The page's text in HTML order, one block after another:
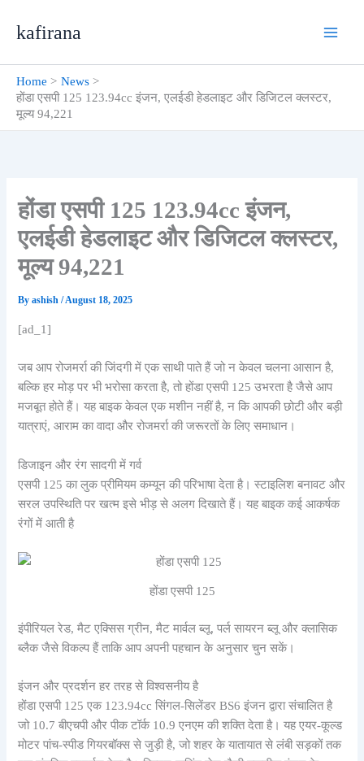
kafirana
Home
News
होंडा एसपी 125 123.94cc इंजन, एलईडी हेडलाइट और डिजिटल क्लस्टर,
मूल्य 94,221
होंडा एसपी 125 123.94cc इंजन,
एलईडी हेडलाइट और डिजिटल क्लस्टर,
मूल्य 94,221
Byashish/August 18, 2025
[ad_1]
जब आप रोजमर्रा की जिंदगी में एक साथी पाते हैं जो न केवल चलना आसान है,
बल्कि हर मोड़ पर भी भरोसा करता है, तो होंडा एसपी 125 उभरता है जैसे आप
मजबूत होते हैं। यह बाइक केवल एक मशीन नहीं है, न कि आपकी छोटी और बड़ी
यात्राएं, आराम का वादा और रोजमर्रा की जरूरतों के लिए समाधान।
डिजाइन और रंग सादगी में गर्व
एसपी 125 का लुक प्रीमियम कम्यून की परिभाषा देता है। स्टाइलिश बनावट और
सरल उपस्थिति पर खत्म इसे भीड़ से अलग दिखाते हैं। यह बाइक कई आकर्षक
रंगों में आती है
होंडा एसपी 125
इंपीरियल रेड, मैट एक्सिस ग्रीन, मैट मार्वल ब्लू, पर्ल सायरन ब्लू और क्लासिक
ब्लैक जैसे विकल्प हैं ताकि आप अपनी पहचान के अनुसार चुन सकें।
इंजन और प्रदर्शन हर तरह से विश्वसनीय है
होंडा एसपी 125 एक 123.94cc सिंगल-सिलेंडर BS6 इंजन द्वारा संचालित है
जो 10.7 बीएचपी और पीक टॉर्क 10.9 एनएम की शक्ति देता है। यह एयर-कूल्ड
मोटर पांच-स्पीड गियरबॉक्स से जुड़ी है, जो शहर के यातायात से लंबी सड़कों तक